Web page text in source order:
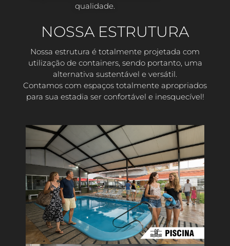
qualidade.
NOSSA ESTRUTURA
Nossa estrutura é totalmente projetada com
utilização de containers, sendo portanto, uma
alternativa sustentável e versátil.
Contamos com espaços totalmente apropriados
para sua estadia ser confortável e inesquecível!